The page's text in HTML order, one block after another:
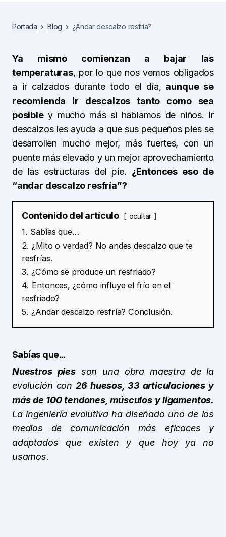
Portada Blog ¿Andar descalzo resfría?
Ya mismo comienzan a bajar las
temperaturas, por lo que nos vemos obligados
a ir calzados durante todo el día, aunque se
recomienda ir descalzos tanto como sea
posibley mucho más si hablamos de niños. Ir
descalzos les ayuda a que sus pequeños pies se
desarrollen mucho mejor, más fuertes, con un
puente más elevado y un mejor aprovechamiento
de las estructuras del pie. ¿Entonces eso de
“andar descalzo resfría”?
Contenido del artículo ocultar
1. Sabías que…
2. ¿Mito o verdad? No andes descalzo que te
resfrías.
3. ¿Cómo se produce un resfriado?
4. Entonces, ¿cómo influye el frío en el
resfriado?
5. ¿Andar descalzo resfría? Conclusión.
Sabías que…
Nuestros piesson una obra maestra de la
evolución con26 huesos, 33 articulaciones y
más de 100 tendones, músculos y ligamentos.
La ingeniería evolutiva ha diseñado uno de los
medios de comunicación más eficaces y
adaptados que existen y que hoy ya no
usamos.